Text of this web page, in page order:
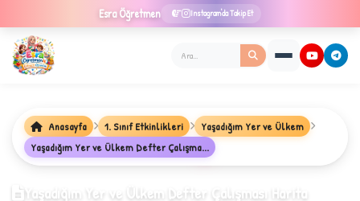
Esra Öğretmen Instagram'da Takip Et
★
Anasayfa 1. Sınıf Etkinlikleri
Yaşadığım Yer ve Ülkem
Yaşadığım Yer ve Ülkem Defter Çalışma...
Yaşadığım Yer ve Ülkem Defter Çalışması Harita